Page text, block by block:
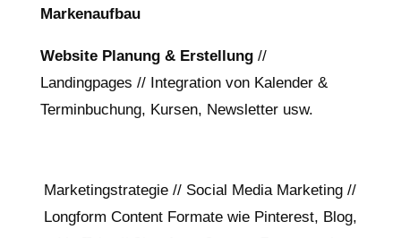
Markenaufbau
Website Planung & Erstellung//
Landingpages // Integration von Kalender &
Terminbuchung, Kursen, Newsletter usw.
Marketingstrategie // Social Media Marketing //
Longform Content Formate wie Pinterest, Blog,